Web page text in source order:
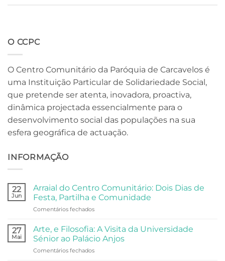
O CCPC
O Centro Comunitário da Paróquia de Carcavelos é
uma Instituição Particular de Solidariedade Social,
que pretende ser atenta, inovadora, proactiva,
dinâmica projectada essencialmente para o
desenvolvimento social das populações na sua
esfera geográfica de actuação.
INFORMAÇÃO
22
Jun
Arraial do Centro Comunitário: Dois Dias de
Festa, Partilha e Comunidade
Comentários fechadosem
do
Centro
Comunitário:
Dois
27
Mai
Arte, e Filosofia: A Visita da Universidade
Sénior ao Palácio Anjos
Comentários fechadosem